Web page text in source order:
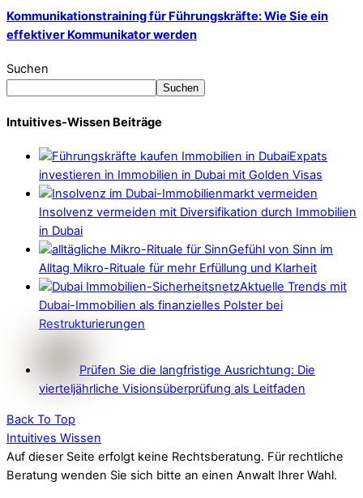
Kommunikationstraining für Führungskräfte: Wie Sie ein
effektiver Kommunikator werden
Suchen
Suchen
Intuitives-Wissen Beiträge
Expats
investieren in Immobilien in Dubai mit Golden Visas
Insolvenz vermeiden mit Diversifikation durch Immobilien
in Dubai
Gefühl von Sinn im
Alltag Mikro-Rituale für mehr Erfüllung und Klarheit
Aktuelle Trends mit
Dubai-Immobilien als finanzielles Polster bei
Restrukturierungen
Prüfen Sie die langfristige Ausrichtung: Die
vierteljährliche Visionsüberprüfung als Leitfaden
Back To Top
Intuitives Wissen
Auf dieser Seite erfolgt keine Rechtsberatung. Für rechtliche
Beratung wenden Sie sich bitte an einen Anwalt Ihrer Wahl.